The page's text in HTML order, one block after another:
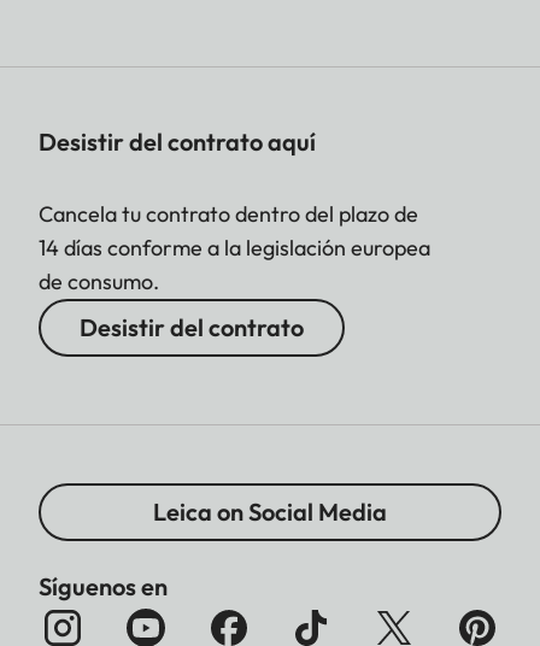
Desistir del contrato aquí
Cancela tu contrato dentro del plazo de
14 días conforme a la legislación europea
de consumo.
Desistir del contrato
Leica on Social Media
Síguenos en